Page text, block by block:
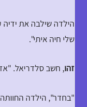
הילדה שילבה את
שלי חיה איתי".
זהו, חשב סלדריאל.
"בחדר", הילדה